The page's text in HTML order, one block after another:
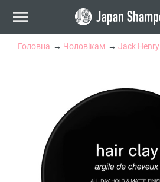
Головна Чоловікам Jack Henry